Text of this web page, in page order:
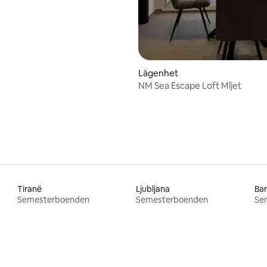
Lägenhet
NM Sea Escape Loft Mljet
Tiranë
Semesterboenden
Ljubljana
Semesterboenden